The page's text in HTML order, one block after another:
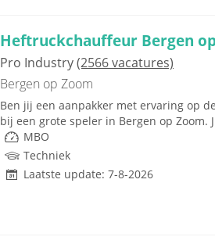
Heftruckchauffeur Bergen
Pro Industry(2566 vacatures)
Bergen op Zoom
Ben jij een aanpakker met ervaring op
bij een grote speler in Bergen op Zoom.
MBO
Techniek
Laatste update: 7-8-2026